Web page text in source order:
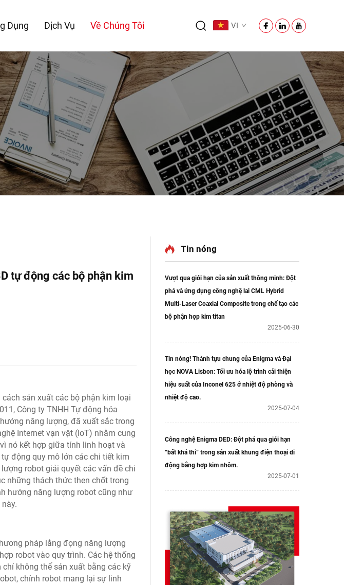
Dụng Dịch Vụ Về Chúng Tôi VI
tự động các bộ phận kim
sản xuất các bộ phận kim loại
Công ty TNHH Tự động hóa
năng lượng, đã xuất sắc trong
Internet vạn vật (IoT) nhằm cung
nó kết hợp giữa tính linh hoạt và
động quy mô lớn các chi tiết kim
robot giải quyết các vấn đề chi
những thách thức then chốt trong
hướng năng lượng robot cũng như
pháp lắng đọng năng lượng
robot vào quy trình. Các hệ thống
không thể sản xuất bằng các kỹ
chính robot mang lại sự linh
Tin nóng
Vượt qua giới hạn của sản xuất thông minh: Đột
phá và ứng dụng công nghệ lai CML Hybrid
Multi-Laser Coaxial Composite trong chế tạo các
bộ phận hợp kim titan
2025-06-30
Tin nóng! Thành tựu chung của Enigma và Đại
học NOVA Lisbon: Tối ưu hóa lộ trình cải thiện
hiệu suất của Inconel 625 ở nhiệt độ phòng và
nhiệt độ cao.
2025-07-04
Công nghệ Enigma DED: Đột phá qua giới hạn
“bất khả thi” trong sản xuất khung điện thoại di
động bằng hợp kim nhôm.
2025-07-01